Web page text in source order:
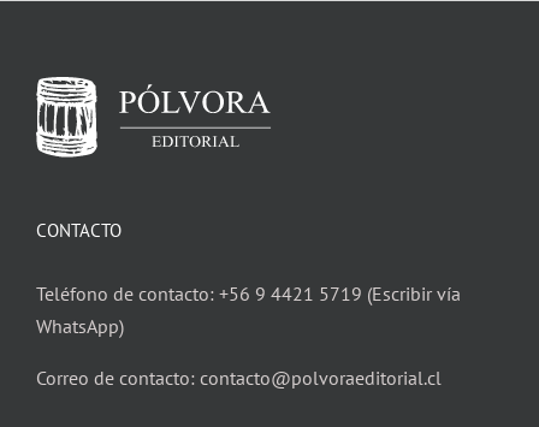
CONTACTO
Teléfono de contacto: +56 9 4421 5719 (Escribir vía
WhatsApp)
Correo de contacto: contacto@polvoraeditorial.cl